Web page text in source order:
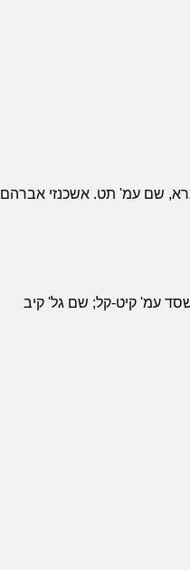
שם עמ' תט. אשכנזי אברהם
עמ' קיט-קל; שם גל' קיב